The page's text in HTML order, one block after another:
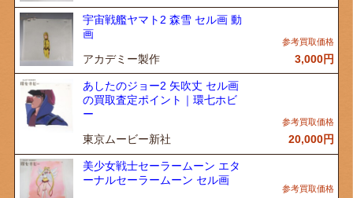
宇宙戦艦ヤマト2 森雪 セル画 動
画
アカデミー製作 3,000円
あしたのジョー2 矢吹丈 セル画
の買取査定ポイント｜環七ホビ
ー
東京ムービー新社 20,000円
美少女戦士セーラームーン エタ
ーナルセーラームーン セル画